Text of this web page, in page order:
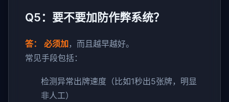
Q5：要不要加防作弊系统？
答： 必须加，而且越早越好。
常见手段包括：
检测异常出牌速度（比如1秒出5张牌，明显
非人工）